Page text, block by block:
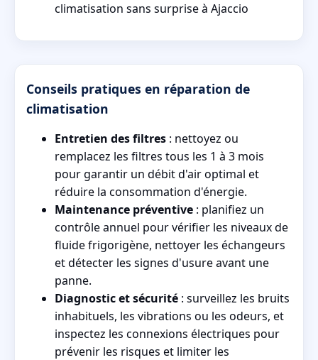
climatisation sans surprise à Ajaccio
Conseils pratiques en réparation de
climatisation
Entretien des filtres : nettoyez ou
remplacez les filtres tous les 1 à 3 mois
pour garantir un débit d'air optimal et
réduire la consommation d'énergie.
Maintenance préventive : planifiez un
contrôle annuel pour vérifier les niveaux de
fluide frigorigène, nettoyer les échangeurs
et détecter les signes d'usure avant une
panne.
Diagnostic et sécurité : surveillez les bruits
inhabituels, les vibrations ou les odeurs, et
inspectez les connexions électriques pour
prévenir les risques et limiter les